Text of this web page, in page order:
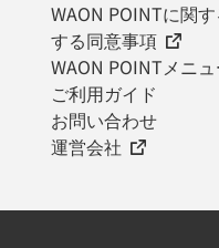
WAON POINTに関
する同意事項
WAON POINTメニ
ご利用ガイド
お問い合わせ
運営会社